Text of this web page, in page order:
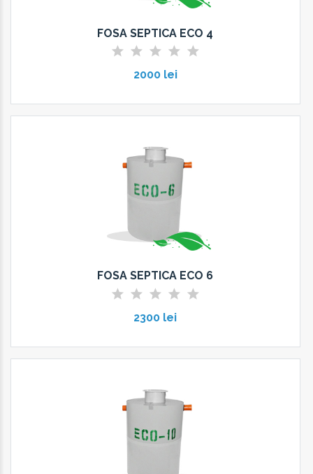
FOSA SEPTICA ECO 4
2000 lei
FOSA SEPTICA ECO 6
2300 lei